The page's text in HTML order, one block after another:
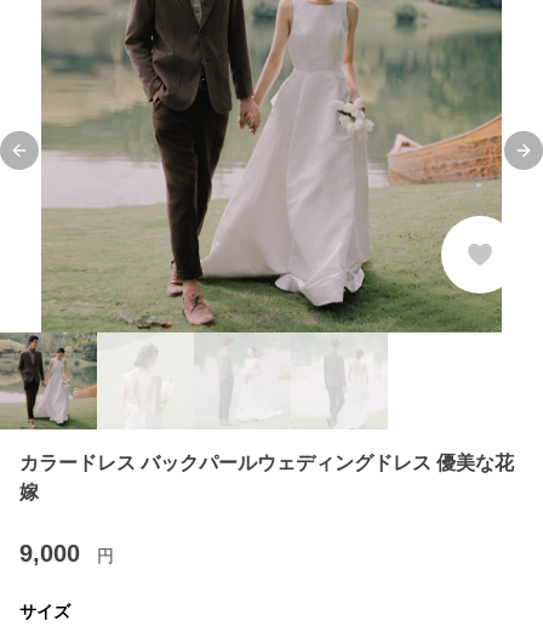
Previous slide
カラードレス バックパールウェディングドレス 優美な花
嫁
9,000 円
サイズ